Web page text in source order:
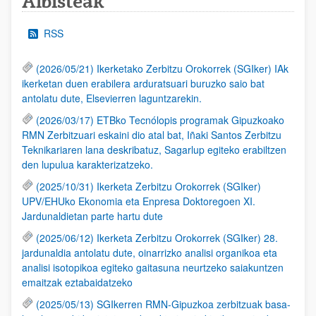
RSS
(2026/05/21) Ikerketako Zerbitzu Orokorrek (SGIker) IAk
ikerketan duen erabilera arduratsuari buruzko saio bat
antolatu dute, Elsevierren laguntzarekin.
(2026/03/17) ETBko Tecnólopis programak Gipuzkoako
RMN Zerbitzuari eskaini dio atal bat, Iñaki Santos Zerbitzu
Teknikariaren lana deskribatuz, Sagarlup egiteko erabiltzen
den lupulua karakterizatzeko.
(2025/10/31) Ikerketa Zerbitzu Orokorrek (SGIker)
UPV/EHUko Ekonomia eta Enpresa Doktoregoen XI.
Jardunaldietan parte hartu dute
(2025/06/12) Ikerketa Zerbitzu Orokorrek (SGIker) 28.
jardunaldia antolatu dute, oinarrizko analisi organikoa eta
analisi isotopikoa egiteko gaitasuna neurtzeko saiakuntzen
emaitzak eztabaidatzeko
(2025/05/13) SGIkerren RMN-Gipuzkoa zerbitzuak basa-